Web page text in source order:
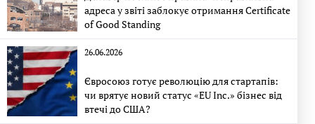
адреса у звіті заблокує отримання Certificate
of Good Standing
26.06.2026
Євросоюз готує революцію для стартапів:
чи врятує новий статус «EU Inc.» бізнес від
втечі до США?